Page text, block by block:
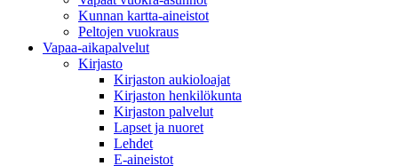
Kunnan kartta-aineistot
Peltojen vuokraus
Vapaa-aika­palvelut
Kirjasto
Kirjaston aukioloajat
Kirjaston henkilökunta
Kirjaston palvelut
Lapset ja nuoret
Lehdet
E-aineistot